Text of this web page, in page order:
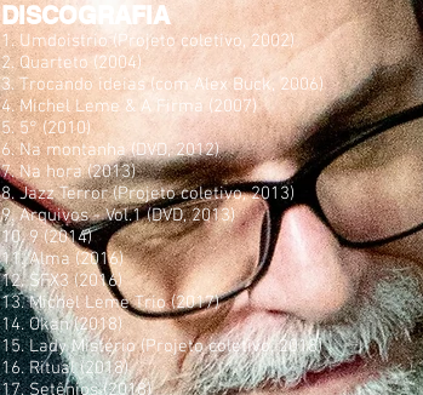
DISCOGRAFIA
1. Umdoistrio (Projeto coletivo, 2002)
2. Quarteto (2004)
3. Trocando ideias (com Alex Buck, 2006)
4. Michel Leme & A Firma (2007)
5. 5° (2010)
6. Na montanha (DVD, 2012)
7. Na hora (2013)
8. Jazz Terror (Projeto coletivo, 2013)
9. Arquivos - Vol.1 (DVD, 2013)
10. 9 (2014)
11. Alma (2016)
12. SFX3 (2016)
13. Michel Leme Trio (2017)
14. Okan (2018)
15. Lady Mistério (Projeto coletivo, 2018)
16. Ritual (2018)
17. Setênios (2018)